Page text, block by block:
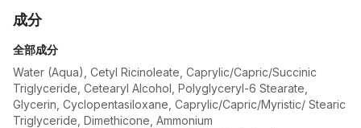
成分
全部成分
Water (Aqua), Cetyl Ricinoleate, Caprylic/Capric/Succinic
Triglyceride, Cetearyl Alcohol, Polyglyceryl-6 Stearate,
Glycerin, Cyclopentasiloxane, Caprylic/Capric/Myristic/ Stearic
Triglyceride, Dimethicone, Ammonium